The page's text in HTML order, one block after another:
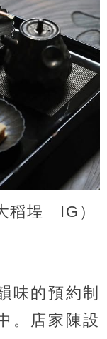
稻埕」IG）
味的預約制
。店家陳設